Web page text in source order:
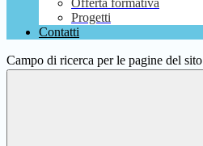
Offerta formativa
Progetti
Contatti
Campo di ricerca per le pagine del sito